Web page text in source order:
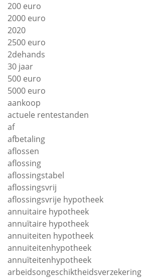
200 euro
2000 euro
2020
2500 euro
2dehands
30 jaar
500 euro
5000 euro
aankoop
actuele rentestanden
af
afbetaling
aflossen
aflossing
aflossingstabel
aflossingsvrij
aflossingsvrije hypotheek
annuitaire hypotheek
annuïtaire hypotheek
annuiteiten hypotheek
annuiteitenhypotheek
annuïteitenhypotheek
arbeidsongeschiktheidsverzekering